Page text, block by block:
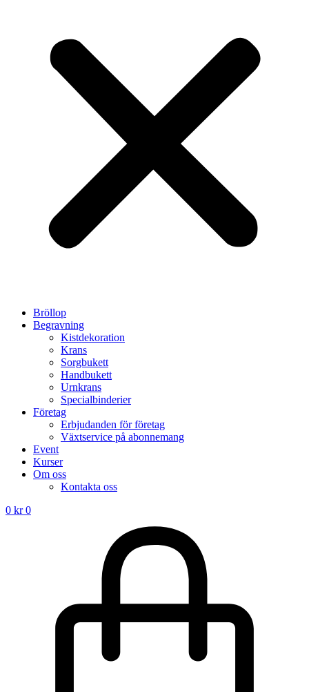
Bröllop
Begravning
Kistdekoration
Krans
Sorgbukett
Handbukett
Urnkrans
Specialbinderier
Företag
Erbjudanden för företag
Växtservice på abonnemang
Event
Kurser
Om oss
Kontakta oss
0 kr 0